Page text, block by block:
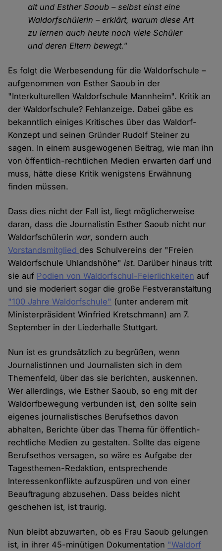
alt und Esther Saoub – selbst einst eine
Waldorfschülerin – erklärt, warum diese Art
zu lernen auch heute noch viele Schüler
und deren Eltern bewegt."
Es folgt die Werbesendung für die Waldorfschule –
aufgenommen von Esther Saoub in der
"Interkulturellen Waldorfschule Mannheim". Kritik an
der Waldorfschule? Fehlanzeige. Dabei gäbe es
bekanntlich einiges Kritisches über das Waldorf-
Konzept und seinen Gründer Rudolf Steiner zu
sagen. In einem ausgewogenen Beitrag, wie man ihn
von öffentlich-rechtlichen Medien erwarten darf und
muss, hätte diese Kritik wenigstens Erwähnung
finden müssen.
Dass dies nicht der Fall ist, liegt möglicherweise
daran, dass die Journalistin Esther Saoub nicht nur
Waldorfschülerin war, sondern auch
Vorstandsmitglied des Schulvereins der "Freien
Waldorfschule Uhlandshöhe"ist. Darüber hinaus tritt
sie auf Podien von Waldorfschul-Feierlichkeiten auf
und sie moderiert sogar die große Festveranstaltung
"100 Jahre Waldorfschule" (unter anderem mit
Ministerpräsident Winfried Kretschmann) am 7.
September in der Liederhalle Stuttgart.
Nun ist es grundsätzlich zu begrüßen, wenn
Journalistinnen und Journalisten sich in dem
Themenfeld, über das sie berichten, auskennen.
Wer allerdings, wie Esther Saoub, so eng mit der
Waldorfbewegung verbunden ist, den sollte sein
eigenes journalistisches Berufsethos davon
abhalten, Berichte über das Thema für öffentlich-
rechtliche Medien zu gestalten. Sollte das eigene
Berufsethos versagen, so wäre es Aufgabe der
Tagesthemen-Redaktion, entsprechende
Interessenkonflikte aufzuspüren und von einer
Beauftragung abzusehen. Dass beides nicht
geschehen ist, ist traurig.
Nun bleibt abzuwarten, ob es Frau Saoub gelungen
ist, in ihrer 45-minütigen Dokumentation "Waldorf